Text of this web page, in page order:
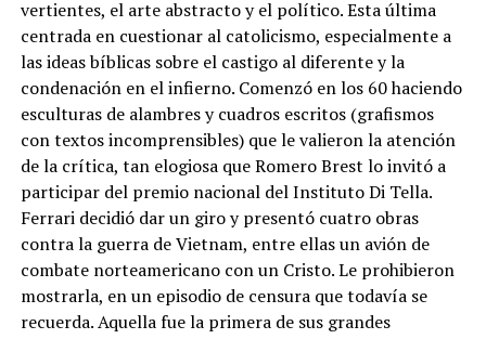
vertientes, el arte abstracto y el político. Esta última
centrada en cuestionar al catolicismo, especialmente a
las ideas bíblicas sobre el castigo al diferente y la
condenación en el infierno. Comenzó en los 60 haciendo
esculturas de alambres y cuadros escritos (grafismos
con textos incomprensibles) que le valieron la atención
de la crítica, tan elogiosa que Romero Brest lo invitó a
participar del premio nacional del Instituto Di Tella.
Ferrari decidió dar un giro y presentó cuatro obras
contra la guerra de Vietnam, entre ellas un avión de
combate norteamericano con un Cristo. Le prohibieron
mostrarla, en un episodio de censura que todavía se
recuerda. Aquella fue la primera de sus grandes